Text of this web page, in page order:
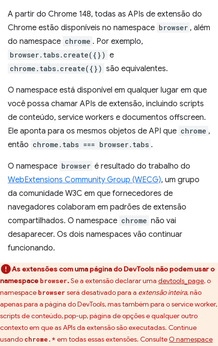
A partir do Chrome 148, todas as APIs de extensão do
Chrome estão disponíveis no namespace browser , além
do namespace chrome . Por exemplo,
browser.tabs.create({}) e
chrome.tabs.create({}) são equivalentes.
O namespace está disponível em qualquer lugar em que
você possa chamar APIs de extensão, incluindo scripts
de conteúdo, service workers e documentos offscreen.
Ele aponta para os mesmos objetos de API que chrome ,
então chrome.tabs === browser.tabs .
O namespace browser é resultado do trabalho do
WebExtensions Community Group (WECG), um grupo
da comunidade W3C em que fornecedores de
navegadores colaboram em padrões de extensão
compartilhados. O namespace chrome não vai
desaparecer. Os dois namespaces vão continuar
funcionando.
As extensões com uma página do DevTools não podem usar o
namespace browser.Se a extensão declarar uma devtools_page, o
namespace browser será desativado para a extensão inteira, não
apenas para a página do DevTools, mas também para o service worker,
scripts de conteúdo, pop-up, página de opções e qualquer outro
contexto em que as APIs da extensão são executadas. Continue
usando chrome.* em todas essas extensões. ConsulteO namespace